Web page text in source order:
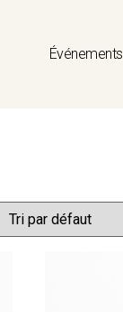
Événements